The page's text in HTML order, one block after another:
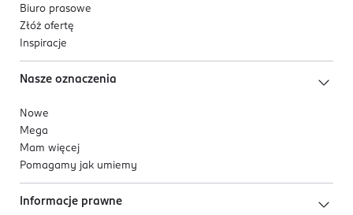
Biuro prasowe
Złóż ofertę
Inspiracje
Nasze oznaczenia
Nowe
Mega
Mam więcej
Pomagamy jak umiemy
Informacje prawne